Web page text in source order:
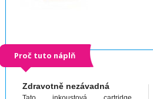
Proč tuto náplň
Zdravotně nezávadná